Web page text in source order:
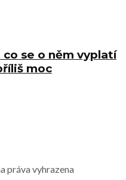
se o něm vyplatí
moc
práva vyhrazena